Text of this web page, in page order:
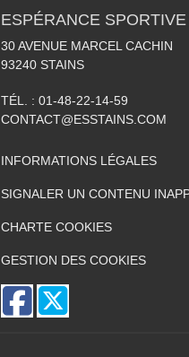
ESPÉRANCE
30 AVENUE MARCEL CACHIN
93240 STAINS
TÉL. : 01-48-22-14-59
CONTACT@ESSTAINS.COM
INFORMATIONS LÉGALES
SIGNALER UN CONTENU
CHARTE COOKIES
GESTION DES COOKIES